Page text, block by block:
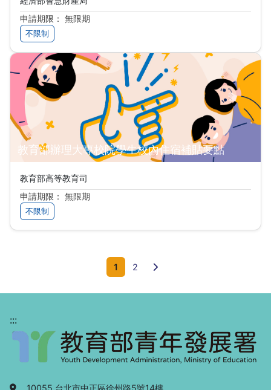
申請期限： 無限期
不限制
教育部辦理大專校院學生校內住宿補貼要點
教育部高等教育司
申請期限： 無限期
不限制
1 2 下一頁
:::
地址：
10055 台北市中正區徐州路5號14樓